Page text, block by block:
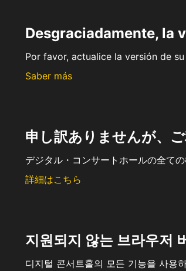
Desgraciadamente, la
Por favor, actualice la versión de
Saber más
申し訳ありませんが、
デジタル・コンサートホールの全て
詳細はこちら
지원되지 않는 브라우저
디지털 콘서트홀의 모든 기능을 사용